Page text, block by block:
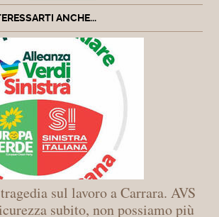
ANCHE...
sul lavoro a Carrara. AVS
subito, non possiamo più